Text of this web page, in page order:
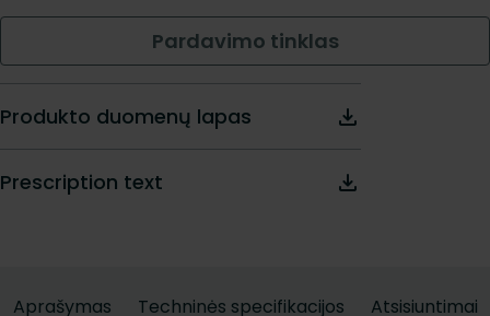
Pardavimo tinklas
Produkto duomenų lapas
Prescription text
Aprašymas Techninės specifikacijos Atsisiuntimai